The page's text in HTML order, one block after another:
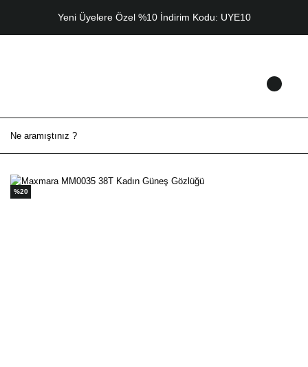
Yeni Üyelere Özel %10 İndirim Kodu: UYE10
%20